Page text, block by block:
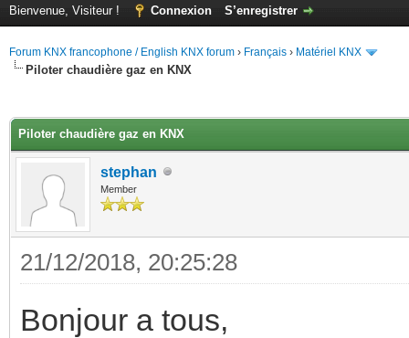
Bienvenue, Visiteur ! Connexion S’enregistrer
Forum KNX francophone / English KNX forum › Français › Matériel KNX
Piloter chaudière gaz en KNX
Piloter chaudière gaz en KNX
stephan
Member
21/12/2018, 20:25:28
Bonjour a tous,